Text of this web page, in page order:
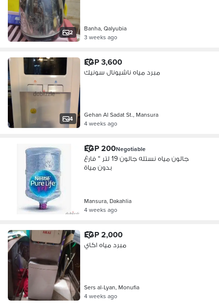
2
Banha, Qalyubia
3 weeks ago
4
EGP 3,600
مبرد مياه ناشيونال سونيك
Gehan Al Sadat St., Mansura
4 weeks ago
EGP 200Negotiable
جالون مياه نستله جالون 19 لتر “ فارغ
بدون مياة
Mansura, Dakahlia
4 weeks ago
EGP 2,000
مبرد مياه اكاي
Sers al-Lyan, Monufia
4 weeks ago